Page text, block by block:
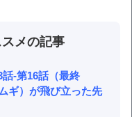
メの記事
-第16話（最終
ギ）が飛び立った先